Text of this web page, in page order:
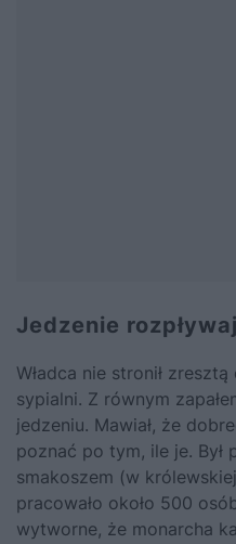
Jedzenie
Władca nie stronił
sypialni. Z równym
jedzeniu. Mawiał, że
poznać po tym, ile je.
smakoszem (w
pracowało około 500
wytworne, że monarcha